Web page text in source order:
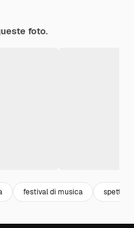
foto.
festival di musica